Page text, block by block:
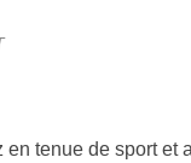
en tenue de sport